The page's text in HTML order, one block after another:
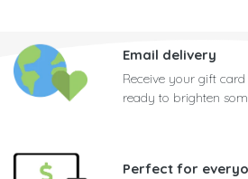
Email delivery
Receive your gift
ready to brighten
Perfect for